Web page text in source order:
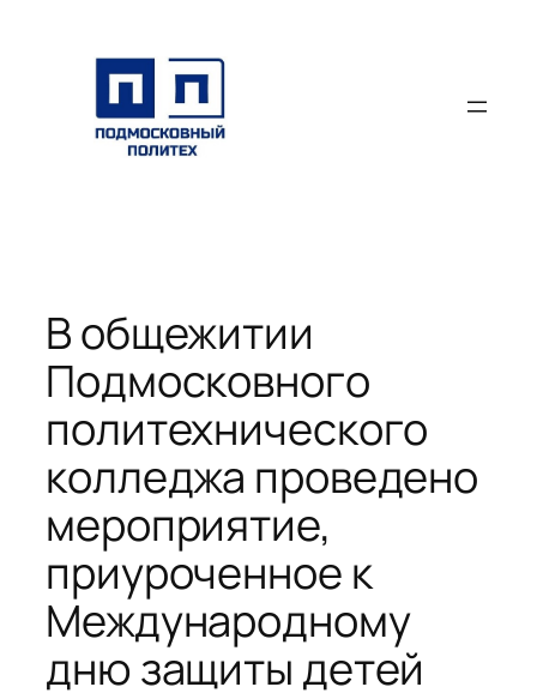
содержимому
В общежитии
Подмосковного
политехнического
колледжа проведено
мероприятие,
приуроченное к
Международному
дню защиты детей